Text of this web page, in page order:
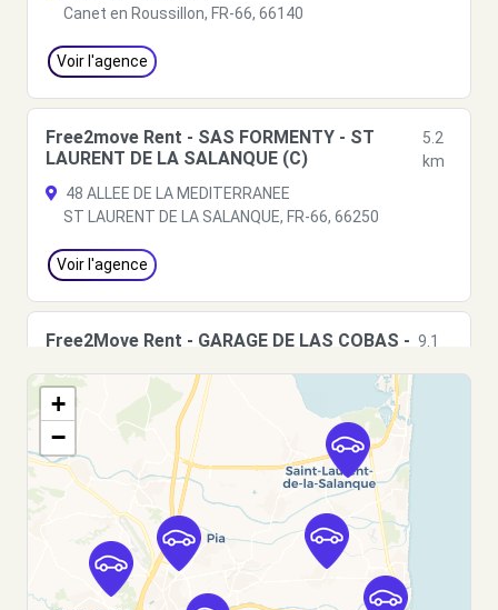
Canet en Roussillon, FR-66, 66140
Voir l'agence
Free2move Rent - SAS FORMENTY - ST
LAURENT DE LA SALANQUE (C)
5.2
km
48 ALLEE DE LA MEDITERRANEE
ST LAURENT DE LA SALANQUE, FR-66, 66250
Voir l'agence
Free2Move Rent - GARAGE DE LAS COBAS - 9.1
RUE ANSELME MATHIEU
PERPIGNAN, 66000
Voir l'agence
Free2move Rent - AUTOMOBILES SD -
PERPIGNAN (P)
605 BOULEVARD MARIUS BERLIET
+
−